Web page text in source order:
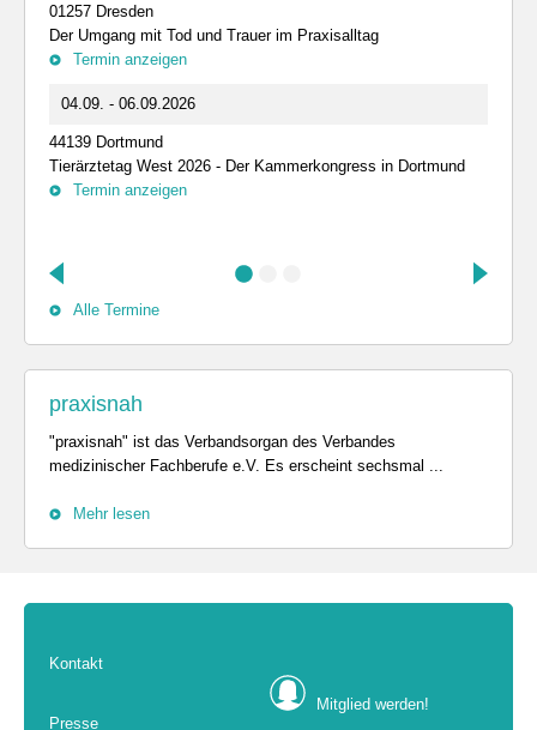
01257 Dresden
Der Umgang mit Tod und Trauer im Praxisalltag
Termin anzeigen
04.09. - 06.09.2026
44139 Dortmund
Tierärztetag West 2026 - Der Kammerkongress in Dortmund
Termin anzeigen
Alle Termine
praxisnah
"praxisnah" ist das Verbandsorgan des Verbandes
medizinischer Fachberufe e.V. Es erscheint sechsmal ...
Mehr lesen
Kontakt
Presse
Mitglied werden!